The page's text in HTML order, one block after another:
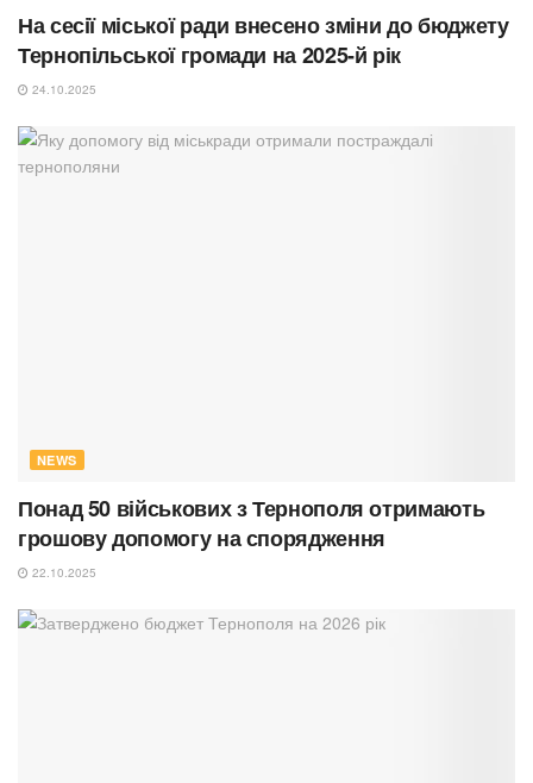
На сесії міської ради внесено зміни до бюджету
Тернопільської громади на 2025-й рік
24.10.2025
NEWS
Понад 50 військових з Тернополя отримають
грошову допомогу на спорядження
22.10.2025